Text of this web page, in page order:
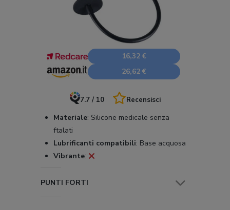
16,32 €
26,62 €
7.7 / 10 Recensisci
Materiale: Silicone medicale senza
ftalati
Lubrificanti compatibili: Base acquosa
Vibrante:
PUNTI FORTI